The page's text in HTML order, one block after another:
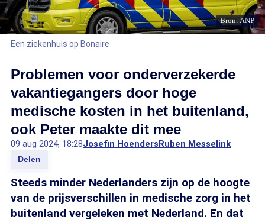
Bron: ANP
Een ziekenhuis op Bonaire
Problemen voor onderverzekerde
vakantiegangers door hoge
medische kosten in het buitenland,
ook Peter maakte dit mee
09 aug 2024, 18:28Josefin HoendersRuben Messelink
Delen
Steeds minder Nederlanders zijn op de hoogte
van de prijsverschillen in medische zorg in het
buitenland vergeleken met Nederland. En dat